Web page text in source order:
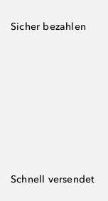
Sicher bezahlen
Schnell versendet